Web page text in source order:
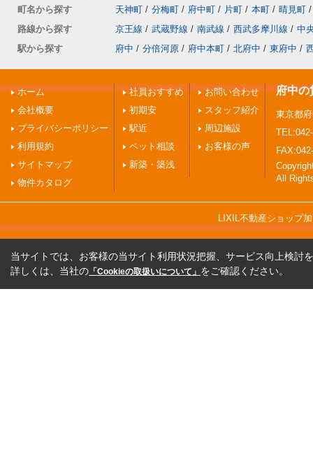
町名から探す
天神町 / 分梅町 / 府中町 / 片町 / 本町 / 晴見町 /
路線から探す
京王線 / 武蔵野線 / 南武線 / 西武多摩川線 / 中
駅から探す
府中 / 分倍河原 / 府中本町 / 北府中 / 東府中 /
ホーム
会社概要
プライバシーポリシー
利用規約
サイトマップ
物件カタログ
社員おすすめ
初期安
駅近
ペット相談
新築・築浅
お問い合わせ
スタッフ紹介
周辺施設
お客様の声
府中の
東京都
All
LIXIL不動産ショップ
当サイトでは、お客様の当サイト利用状況把握、サービス向上検討
詳しくは、当社の 「Cookieの取扱いについて」 をご確認ください。